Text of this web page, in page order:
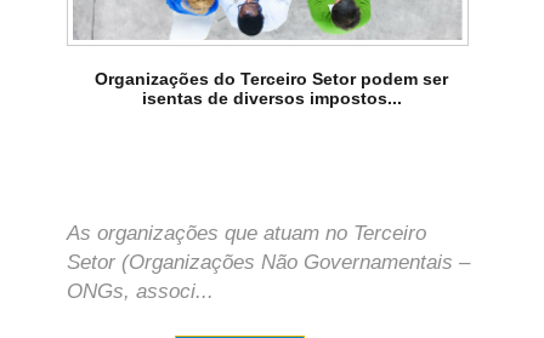
Organizações do Terceiro Setor podem ser
isentas de diversos impostos...
As organizações que atuam no Terceiro
Setor (Organizações Não Governamentais –
ONGs, associ...